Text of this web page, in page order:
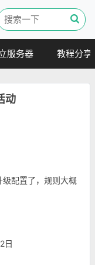
服务器 教程分享
动
配置了，规则大概
日